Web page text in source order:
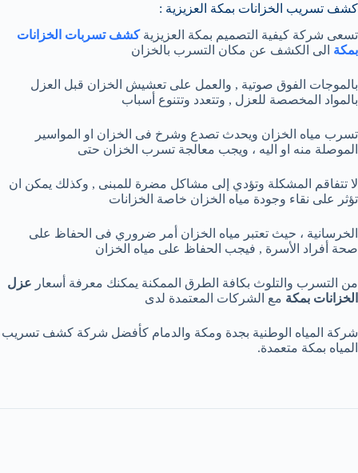
كشف تسريب الخزانات بمكة العزيزية :
تسعى شركة كيفية التصميم بمكة العزيزيةكشف تسربات الخزانات
بمكة الى الكشف عن مكان التسرب بالخزان
بالموجات الفوق صوتية , والعمل على تعشيش الخزان قبل العزل
بالمواد المخصصة للعزل , وتتعدد وتتنوع أسباب
تسرب مياه الخزان ويحدث تصدع وشرخ فى الخزان او المواسير
الموصلة منه او اليه ، ويجب معالجة تسرب الخزان حتى
لا تتفاقم المشكلة وتؤدي إلى مشاكل مضرة للمبنى , وكذلك يمكن ان
تؤثر على نقاء وجودة مياه الخزان خاصة الخزانات
الخرسانية ، حيث تعتبر مياه الخزان أمر ضروري فى الحفاظ على
صحة أفراد الأسرة , فيجب الحفاظ على مياه الخزان
من التسرب والتلوث بكافة الطرق الممكنة يمكنك معرفة أسعار عزل
الخزانات بمكة مع الشركات المعتمدة لدى
شركة المياه الوطنية بجدة ومكة والدمام كأفضل شركة كشف تسريب
المياه بمكة متعمدة.